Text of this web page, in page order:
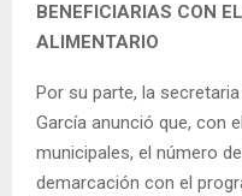
BENEFICIARIAS CON
ALIMENTARIO
Por su parte, la
García anunció que, con
municipales, el número
demarcación con el